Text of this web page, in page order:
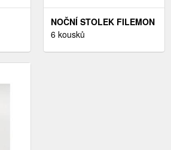
NOČNÍ STOLEK FILEMON
DEKORHOME
6 kousků